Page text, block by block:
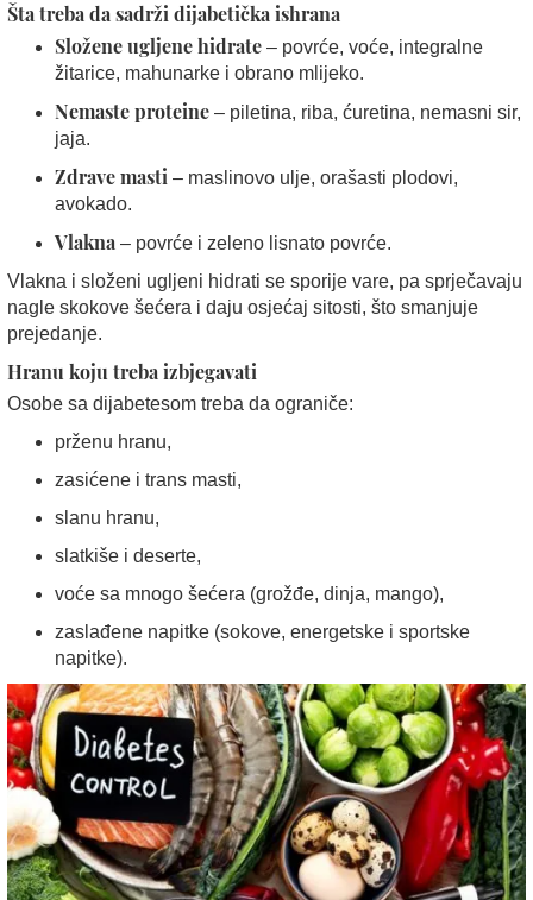
Šta treba da sadrži dijabetička ishrana
Složene ugljene hidrate – povrće, voće, integralne
žitarice, mahunarke i obrano mlijeko.
Nemaste proteine – piletina, riba, ćuretina, nemasni sir,
jaja.
Zdrave masti – maslinovo ulje, orašasti plodovi,
avokado.
Vlakna – povrće i zeleno lisnato povrće.
Vlakna i složeni ugljeni hidrati se sporije vare, pa sprječavaju
nagle skokove šećera i daju osjećaj sitosti, što smanjuje
prejedanje.
Hranu koju treba izbjegavati
Osobe sa dijabetesom treba da ograniče:
prženu hranu,
zasićene i trans masti,
slanu hranu,
slatkiše i deserte,
voće sa mnogo šećera (grožđe, dinja, mango),
zaslađene napitke (sokove, energetske i sportske
napitke).